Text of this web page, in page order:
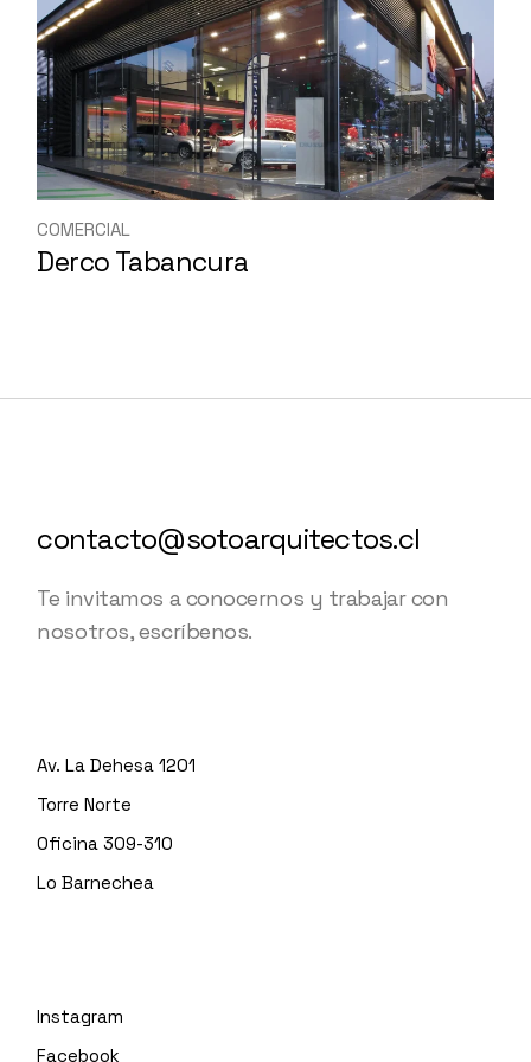
COMERCIAL
Derco Tabancura
contacto@sotoarquitectos.cl
Te invitamos a conocernos y trabajar con
nosotros, escríbenos.
Av. La Dehesa 1201
Torre Norte
Oficina 309-310
Lo Barnechea
Instagram
Facebook